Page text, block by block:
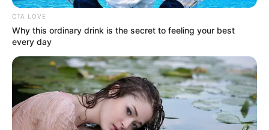
ΤΑΥΤΟΤΗΤΑ ΚΑΙ ΕΠΙΚΟΙΝΩΝΙΑ ΟΡΟΙ ΧΡΗΣΗΣ
© 2025 EVIANEWS του Γιώργου Κουτσελίνη
CTA LOVE
Why this ordinary drink is the secret to feeling your best
every day